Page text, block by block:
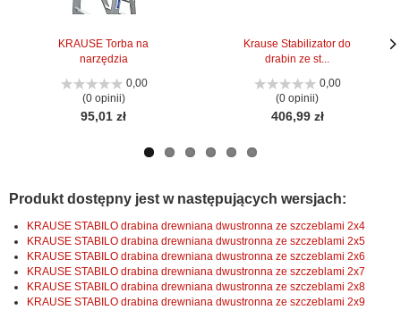
KRAUSE Torba na
narzędzia
0,00
(0 opinii)
95,01 zł
Krause Stabilizator do
drabin ze st...
0,00
(0 opinii)
406,99 zł
Produkt dostępny jest w następujących wersjach:
KRAUSE STABILO drabina drewniana dwustronna ze szczeblami 2x4
KRAUSE STABILO drabina drewniana dwustronna ze szczeblami 2x5
KRAUSE STABILO drabina drewniana dwustronna ze szczeblami 2x6
KRAUSE STABILO drabina drewniana dwustronna ze szczeblami 2x7
KRAUSE STABILO drabina drewniana dwustronna ze szczeblami 2x8
KRAUSE STABILO drabina drewniana dwustronna ze szczeblami 2x9